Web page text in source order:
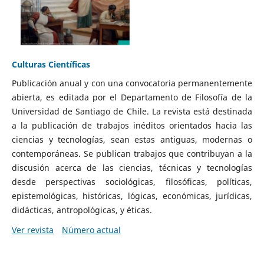
Culturas Científicas
Publicación anual y con una convocatoria permanentemente
abierta, es editada por el Departamento de Filosofía de la
Universidad de Santiago de Chile. La revista está destinada
a la publicación de trabajos inéditos orientados hacia las
ciencias y tecnologías, sean estas antiguas, modernas o
contemporáneas. Se publican trabajos que contribuyan a la
discusión acerca de las ciencias, técnicas y tecnologías
desde perspectivas sociológicas, filosóficas, políticas,
epistemológicas, históricas, lógicas, económicas, jurídicas,
didácticas, antropológicas, y éticas.
Ver revista
Número actual